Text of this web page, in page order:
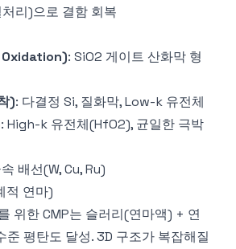
리)으로 결함 회복
: SiO2 게이트 산화막 형
): 다결정 Si, 질화막, Low-k 유전체
: High-k 유전체(HfO2), 균일한 극박
배선(W, Cu, Ru)
적 연마)
위한 CMP는 슬러리(연마액) + 연
준 평탄도 달성. 3D 구조가 복잡해질